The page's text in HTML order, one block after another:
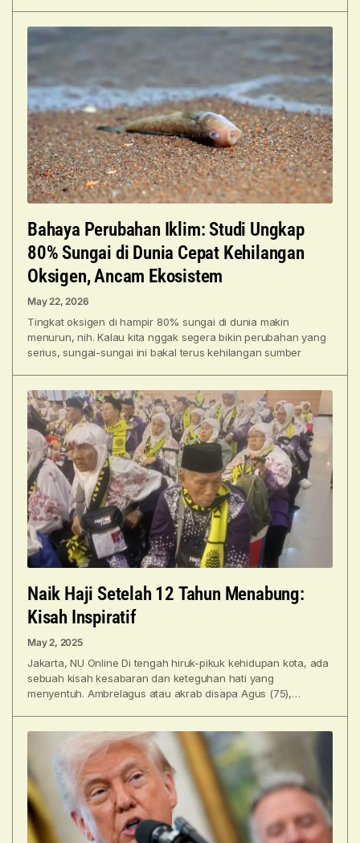
Bahaya Perubahan Iklim: Studi Ungkap
80% Sungai di Dunia Cepat Kehilangan
Oksigen, Ancam Ekosistem
May 22, 2026
Tingkat oksigen di hampir 80% sungai di dunia makin
menurun, nih. Kalau kita nggak segera bikin perubahan yang
serius, sungai-sungai ini bakal terus kehilangan sumber
Naik Haji Setelah 12 Tahun Menabung:
Kisah Inspiratif
May 2, 2025
Jakarta, NU Online Di tengah hiruk-pikuk kehidupan kota, ada
sebuah kisah kesabaran dan keteguhan hati yang
menyentuh. Ambrelagus atau akrab disapa Agus (75),